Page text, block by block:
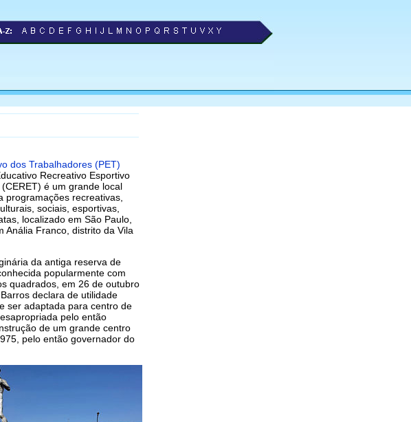
dos Trabalhadores (PET)
Recreativo Esportivo
é um grande local
programações recreativas,
sociais, esportivas,
localizado em São Paulo,
Anália Franco, distrito da Vila
da antiga reserva de
popularmente com
quadrados, em 26 de outubro
declara de utilidade
ser adaptada para centro de
pelo então
de um grande centro
pelo então governador do